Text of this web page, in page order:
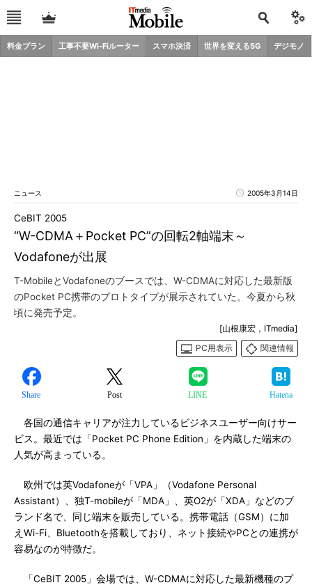
料金プラン 工事不要Wi-Fiルーター スマホ決済 世界を変える5G デジモノ
ニュース 2005年3月14日
“W-CDMA＋Pocket PC”の回転2軸端末～
Vodafoneが出展
CeBIT 2005
T-MobileとVodafoneのブースでは、W-CDMAに対応した最新版
のPocket PC携帯のプロトタイプが展示されていた。今夏から秋
頃に発売予定。
[山根康宏，ITmedia]
PC用表示
関連情報
Share Post LINE Hatena
各国の通信キャリアが注力しているビジネスユーザー向けサー
ビス。最近では「Pocket PC Phone Edition」を内蔵した端末の
人気が高まっている。
欧州では英Vodafoneが「VPA」（Vodafone Personal
Assistant）、独T-mobileが「MDA」、英O2が「XDA」などのブ
ランド名で、同じ端末を販売している。携帯電話（GSM）に加
えWi-Fi、Bluetoothを搭載しており、ネット接続やPCとの連携が
容易なのが特徴だ。
「CeBIT 2005」会場では、W-CDMAに対応した最新機種のプ